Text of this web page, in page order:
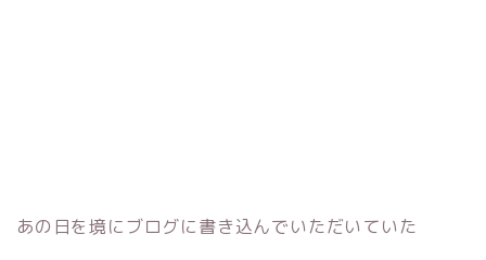
あの日を境にブログに書き込んでいただいていた